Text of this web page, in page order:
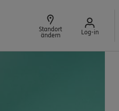
Standort
ändern
Log-in